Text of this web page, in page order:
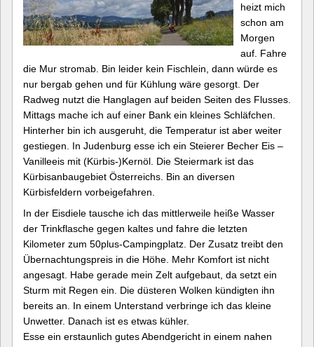
heizt mich
schon am
Morgen
auf. Fahre
die Mur stromab. Bin leider kein Fischlein, dann würde es
nur bergab gehen und für Kühlung wäre gesorgt. Der
Radweg nutzt die Hanglagen auf beiden Seiten des Flusses.
Mittags mache ich auf einer Bank ein kleines Schläfchen.
Hinterher bin ich ausgeruht, die Temperatur ist aber weiter
gestiegen. In Judenburg esse ich ein Steierer Becher Eis –
Vanilleeis mit (Kürbis-)Kernöl. Die Steiermark ist das
Kürbisanbaugebiet Österreichs. Bin an diversen
Kürbisfeldern vorbeigefahren.
In der Eisdiele tausche ich das mittlerweile heiße Wasser
der Trinkflasche gegen kaltes und fahre die letzten
Kilometer zum 50plus-Campingplatz. Der Zusatz treibt den
Übernachtungspreis in die Höhe. Mehr Komfort ist nicht
angesagt. Habe gerade mein Zelt aufgebaut, da setzt ein
Sturm mit Regen ein. Die düsteren Wolken kündigten ihn
bereits an. In einem Unterstand verbringe ich das kleine
Unwetter. Danach ist es etwas kühler.
Esse ein erstaunlich gutes Abendgericht in einem nahen